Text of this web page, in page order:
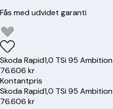
Fås med udvidet garanti
SkodaRapid1,0 TSi 95 Ambition
76.606 kr
Kontantpris
SkodaRapid1,0 TSi 95 Ambition
76.606 kr